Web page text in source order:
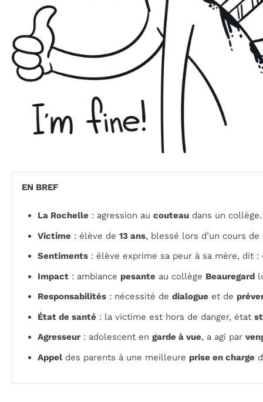
EN BREF
La Rochelle : agression au couteau dans un collège.
Victime : élève de 13 ans, blessé lors d’un cours de
Sentiments : élève exprime sa peur à sa mère, dit :
Impact : ambiance pesante au collège Beauregard
Responsabilités : nécessité de dialogue et de
État de santé : la victime est hors de danger, état
Agresseur: adolescent en garde à vue, a agi par
Appel des parents à une meilleure prise en charge